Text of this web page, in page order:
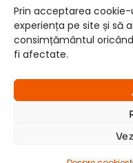
Prin acceptarea
experiența pe site și să
consimțământul
fi afectate.
rezervate.
Website dezvoltat de: